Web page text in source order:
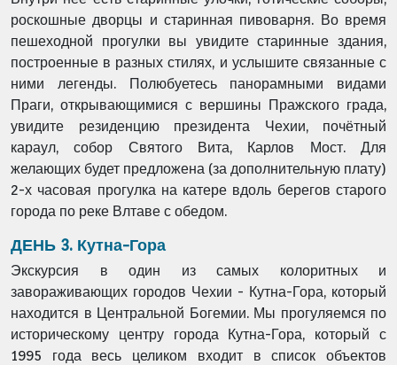
роскошные дворцы и старинная пивоварня. Во время
пешеходной прогулки вы увидите старинные здания,
построенные в разных стилях, и услышите связанные с
ними легенды. Полюбуетесь панорамными видами
Праги, открывающимися с вершины Пражского града,
увидите резиденцию президента Чехии, почётный
караул, собор Святого Вита, Карлов Мост. Для
желающих будет предложена (за дополнительную плату)
2-х часовая прогулка на катере вдоль берегов старого
города по реке Влтаве с обедом.
ДЕНЬ 3. Кутна-Гора
Экскурсия в один из самых колоритных и
завораживающих городов Чехии - Кутна-Гора, который
находится в Центральной Богемии. Мы прогуляемся по
историческому центру города Кутна-Гора, который с
1995 года весь целиком входит в список объектов